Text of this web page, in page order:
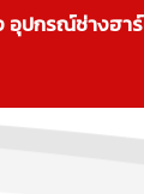
อุปกรณ์ช่างฮ